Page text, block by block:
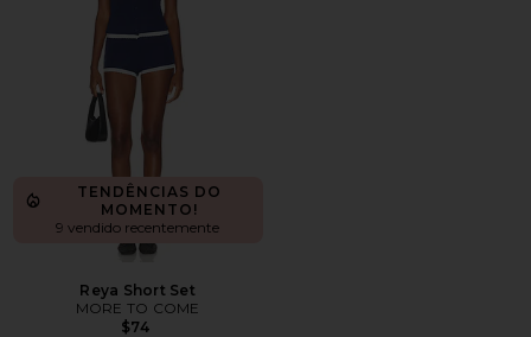
TENDÊNCIAS DO
MOMENTO!
9 vendido recentemente
Reya Short Set
MORE TO COME
$74